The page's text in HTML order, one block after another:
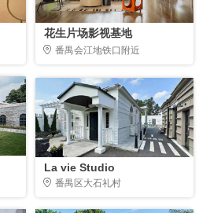
花生片场影视基地
番禺会江地铁口附近
La vie Studio
番禺区大石礼村